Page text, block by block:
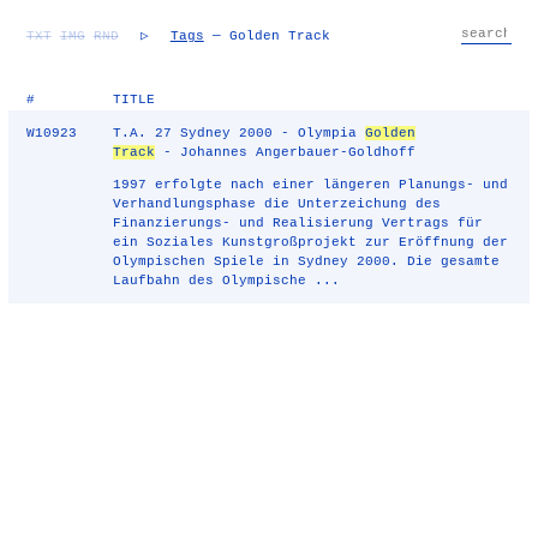
TXT IMG RND ▷ Tags — Golden Track
# TITLE
W10923 T.A. 27 Sydney 2000 - OlympiaGolden
Track - Johannes Angerbauer-Goldhoff
1997 erfolgte nach einer längeren Planungs- und
Verhandlungsphase die Unterzeichung des
Finanzierungs- und Realisierung Vertrags für
ein Soziales Kunstgroßprojekt zur Eröffnung der
Olympischen Spiele in Sydney 2000. Die gesamte
Laufbahn des Olympische ...